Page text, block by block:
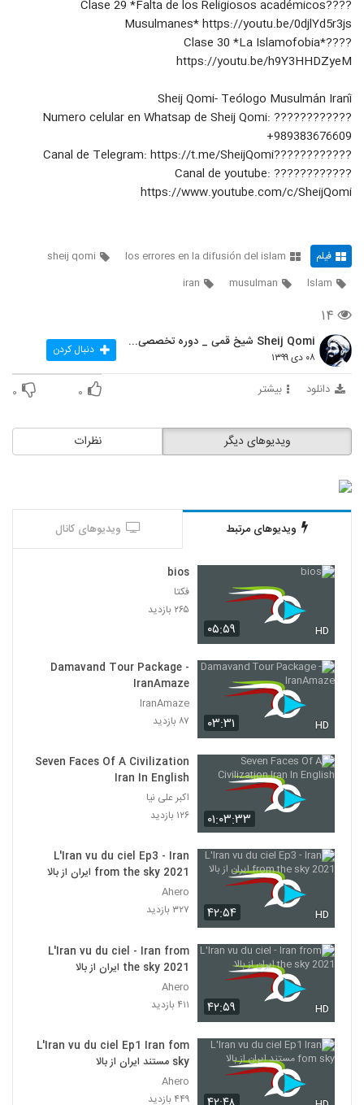
????Clase 29 *Falta de los Religiosos académicos
Musulmanes* https://youtu.be/0djlYd5r3js
????Clase 30 *La Islamofobia*
https://youtu.be/h9Y3HHDZyeM
Sheij Qomi- Teólogo Musulmán Iraní
???????????? Numero celular en Whatsap de Sheij Qomi:
+989383676609
????????????Canal de Telegram: https://t.me/SheijQomi
???????????? Canal de youtube:
https://www.youtube.com/c/SheijQomi
فیلم los errores en la difusión del islam
sheij qomi
Islam
musulman
iran
۱۴
Sheij Qomi شیخ قمی _ دوره تخصصی تربیت مبلغه غرب
۰۸ دی ۱۳۹۹ دنبال کردن
دانلود بیشتر ۰ ۰
نظرات ویدیوهای دیگر
ویدیوهای مرتبط ویدیوهای کانال
۰۵:۵۹ HD
bios
فکتا
۲۶۵ بازدید
۰۳:۳۱ HD
Damavand Tour Package -
IranAmaze
IranAmaze
۸۷ بازدید
۰۱:۰۳:۳۳
Seven Faces Of A Civilization
Iran In English
اکبر علی نیا
۱۲۶ بازدید
۴۲:۵۴ HD
L'Iran vu du ciel Ep3 - Iran
from the sky 2021 ایران از بالا
Ahero
۳۲۷ بازدید
۴۲:۵۹ HD
L'Iran vu du ciel - Iran from
the sky 2021 ایران از بالا
Ahero
۴۱۱ بازدید
L'Iran vu du ciel Ep1 Iran fom
sky مستند ایران از بالا
Ahero
۴۴۹ بازدید